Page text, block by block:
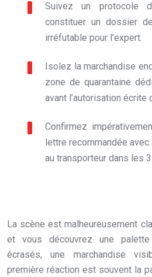
Suivez un protocole
constituer un dossier
irréfutable pour l’expert.
Isolez la marchandise
zone de quarantaine
avant l’autorisation écrite
Confirmez
lettre recommandée
au transporteur dans les
La scène est malheureusement
et vous découvrez une
écrasés, une marchandise
première réaction est souvent la